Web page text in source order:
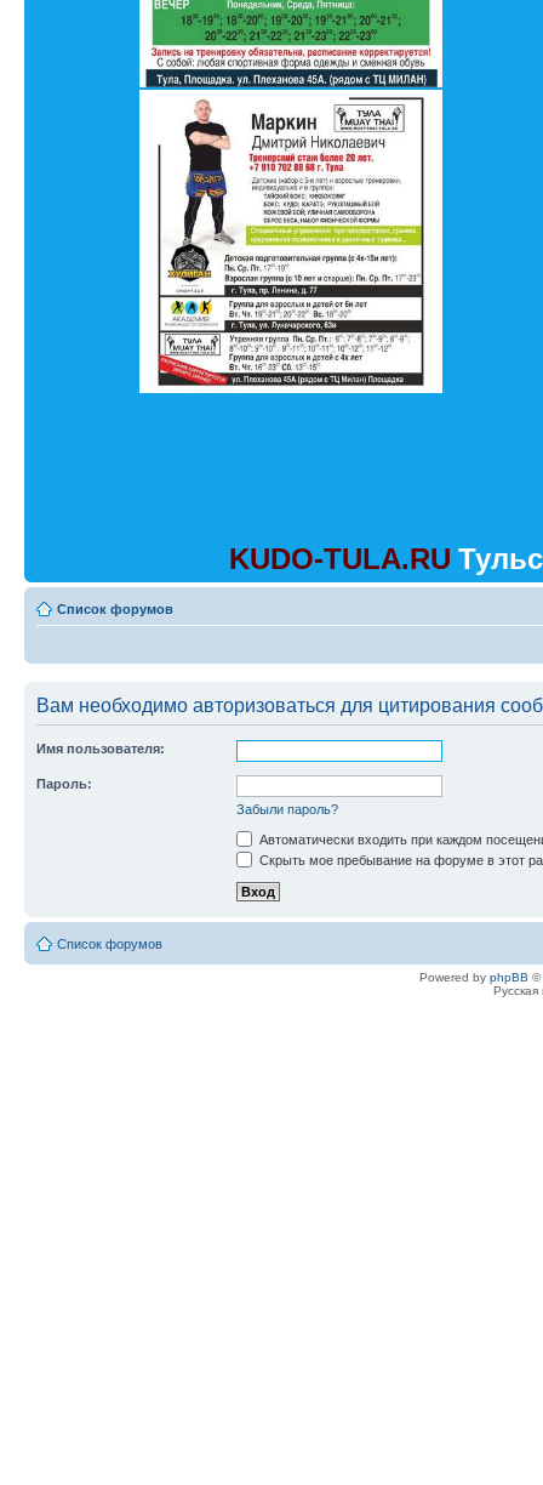
KUDO-TULA.RU
Список форумов
Вам необходимо авторизоваться для цитирования
Имя пользователя:
Пароль:
Забыли пароль?
Автоматически входить при каждом
Скрыть мое пребывание на форуме в этот
Список форумов
Powered by phpBB ©